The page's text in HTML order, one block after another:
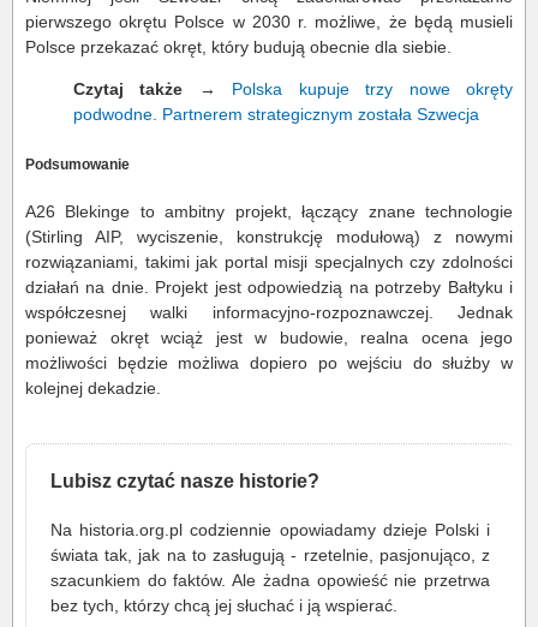
pierwszego okrętu Polsce w 2030 r. możliwe, że będą musieli
Polsce przekazać okręt, który budują obecnie dla siebie.
Czytaj także → Polska kupuje trzy nowe okręty
podwodne. Partnerem strategicznym została Szwecja
Podsumowanie
A26 Blekinge to ambitny projekt, łączący znane technologie
(Stirling AIP, wyciszenie, konstrukcję modułową) z nowymi
rozwiązaniami, takimi jak portal misji specjalnych czy zdolności
działań na dnie. Projekt jest odpowiedzią na potrzeby Bałtyku i
współczesnej walki informacyjno-rozpoznawczej. Jednak
ponieważ okręt wciąż jest w budowie, realna ocena jego
możliwości będzie możliwa dopiero po wejściu do służby w
kolejnej dekadzie.
Lubisz czytać nasze historie?
Na historia.org.pl codziennie opowiadamy dzieje Polski i
świata tak, jak na to zasługują - rzetelnie, pasjonująco, z
szacunkiem do faktów. Ale żadna opowieść nie przetrwa
bez tych, którzy chcą jej słuchać i ją wspierać.